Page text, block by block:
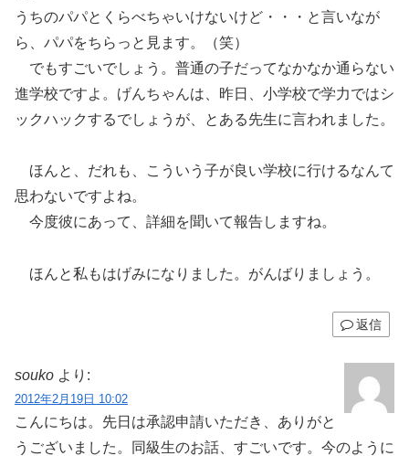
うちのパパとくらべちゃいけないけど・・・と言いなが
ら、パパをちらっと見ます。（笑）
でもすごいでしょう。普通の子だってなかなか通らない
進学校ですよ。げんちゃんは、昨日、小学校で学力ではシ
ックハックするでしょうが、とある先生に言われました。
ほんと、だれも、こういう子が良い学校に行けるなんて
思わないですよね。
今度彼にあって、詳細を聞いて報告しますね。
ほんと私もはげみになりました。がんばりましょう。
返信
souko より:
2012年2月19日 10:02
こんにちは。先日は承認申請いただき、ありがと
うございました。同級生のお話、すごいです。今のように